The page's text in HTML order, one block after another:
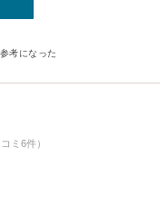
考になった
ミ6件）